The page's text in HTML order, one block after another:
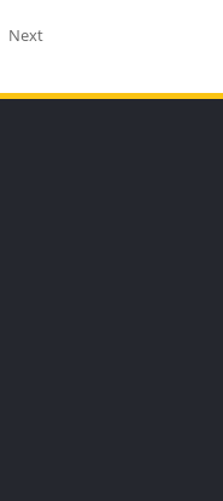
Next